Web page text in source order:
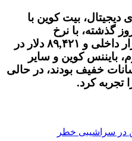
دیجیتال، بیت کوین با
گذشته، با نرخ
۱۰۸,۶۹۱,۶۵۱,۰۰۰ ریال در بازار داخلی و ۸۹,۴۲۱ دلار در
بایننس کوین و سایر
خفیف بودند، در حالی
تجربه کرد.